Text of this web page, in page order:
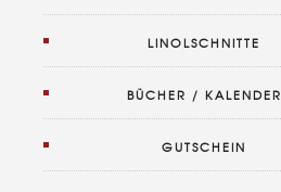
LINOLSCHNITTE
BÜCHER / KALENDER
GUTSCHEIN